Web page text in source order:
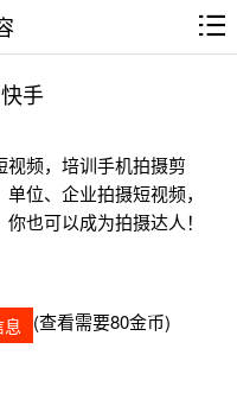
手
频，培训手机拍摄剪
位、企业拍摄短视频，
也可以成为拍摄达人！
(查看需要80金币)